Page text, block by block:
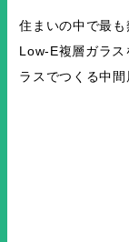
住まいの中で最
Low-E複層ガラ
ラスでつくる中間